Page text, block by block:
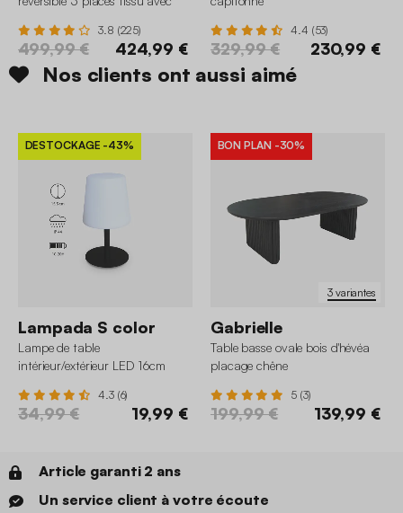
3.8 (225)
499,99 € 424,99 €
4.4 (53)
329,99 € 230,99 €
Nos clients ont aussi aimé
DESTOCKAGE -43%
Lampada S color
Lampe de table
intérieur/extérieur LED 16cm
4.3 (6)
34,99 € 19,99 €
3 variantes
BON PLAN -30%
Gabrielle
Table basse ovale bois d'hévéa
placage chêne
5 (3)
199,99 € 139,99 €
Article garanti 2 ans
Un service client à votre écoute